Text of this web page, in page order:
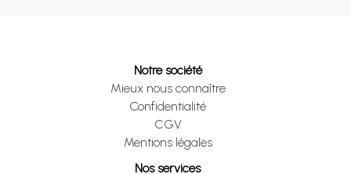
Notre société
Mieux nous connaître
Confidentialité
CGV
Mentions légales
Nos services